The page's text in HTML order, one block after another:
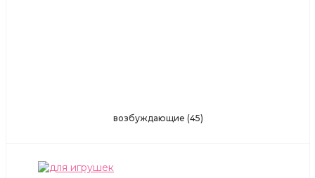
возбуждающие (45)